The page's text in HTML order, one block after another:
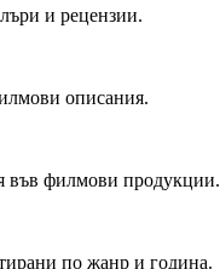
и рецензии.
описания.
във филмови продукции.
по жанр и година.